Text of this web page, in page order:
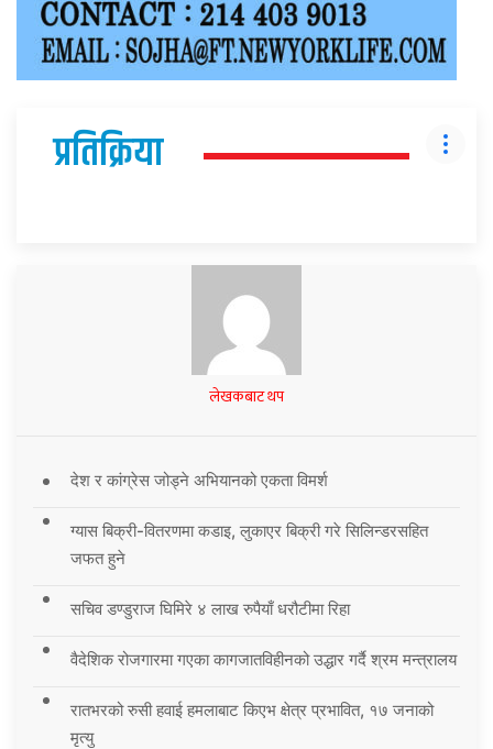
प्रतिक्रिया
लेखकबाट थप
देश र कांग्रेस जोड्ने अभियानको एकता विमर्श
ग्यास बिक्री-वितरणमा कडाइ, लुकाएर बिक्री गरे सिलिन्डरसहित
जफत हुने
सचिव डण्डुराज घिमिरे ४ लाख रुपैयाँ धरौटीमा रिहा
वैदेशिक रोजगारमा गएका कागजातविहीनको उद्धार गर्दै श्रम मन्त्रालय
रातभरको रुसी हवाई हमलाबाट किएभ क्षेत्र प्रभावित, १७ जनाको
मृत्यु